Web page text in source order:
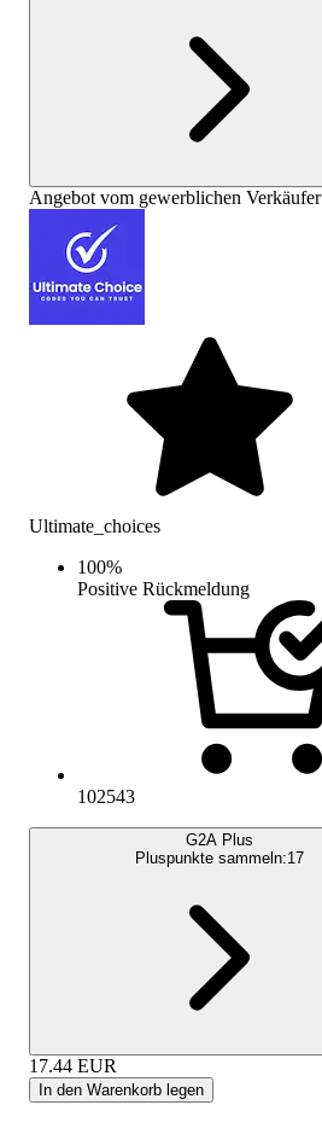
Angebot vom gewerblichen Verkäufer
Ultimate_choices
100%
Positive Rückmeldung
102543
G2A Plus
Pluspunkte sammeln:17
17.44 EUR
In den Warenkorb legen